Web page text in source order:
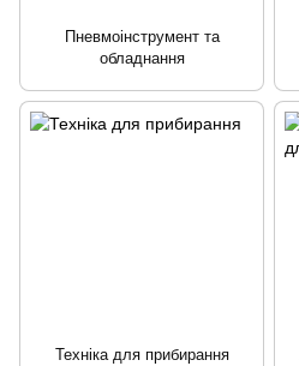
Пневмоінструмент та
обладнання
Техніка для прибирання